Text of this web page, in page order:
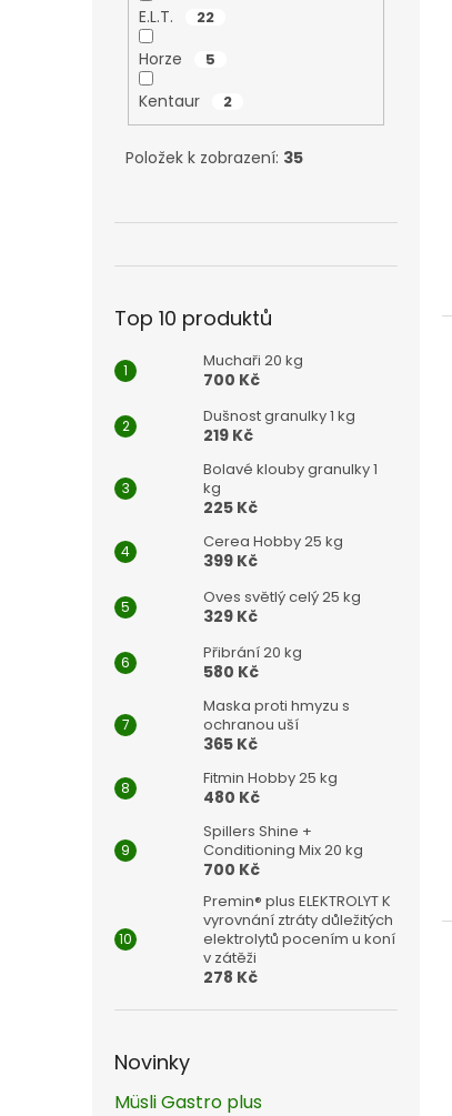
E.L.T. 22
Horze 5
Kentaur 2
Položek k zobrazení: 35
Top 10 produktů
Muchaři 20 kg
700 Kč
Dušnost granulky 1 kg
219 Kč
Bolavé klouby granulky 1
kg
225 Kč
Cerea Hobby 25 kg
399 Kč
Oves světlý celý 25 kg
329 Kč
Přibrání 20 kg
580 Kč
Maska proti hmyzu s
ochranou uší
365 Kč
Fitmin Hobby 25 kg
480 Kč
Spillers Shine +
Conditioning Mix 20 kg
700 Kč
Premin® plus ELEKTROLYT K
vyrovnání ztráty důležitých
elektrolytů pocením u koní
v zátěži
278 Kč
Novinky
Müsli Gastro plus